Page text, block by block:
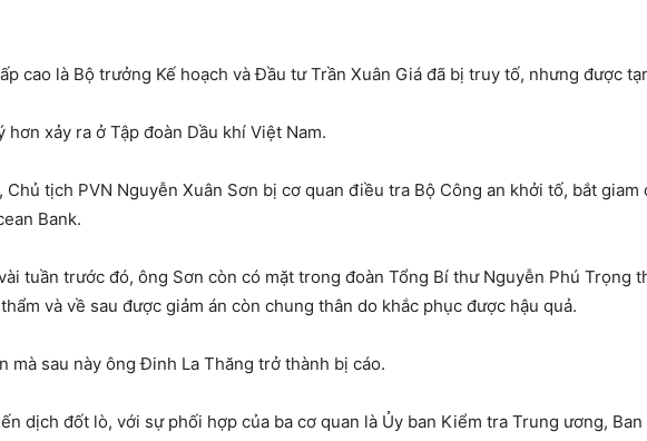
cao là Bộ trưởng Kế hoạch và Đầu tư Trần Xuân Giá đã bị truy tố, nhưng được
hơn xảy ra ở Tập đoàn Dầu khí Việt Nam.
Chủ tịch PVN Nguyễn Xuân Sơn bị cơ quan điều tra Bộ Công an khởi tố, bắt
Bank.
tuần trước đó, ông Sơn còn có mặt trong đoàn Tổng Bí thư Nguyễn Phú Trọng
và về sau được giảm án còn chung thân do khắc phục được hậu quả.
mà sau này ông Đinh La Thăng trở thành bị cáo.
dịch đốt lò, với sự phối hợp của ba cơ quan là Ủy ban Kiểm tra Trung ương,